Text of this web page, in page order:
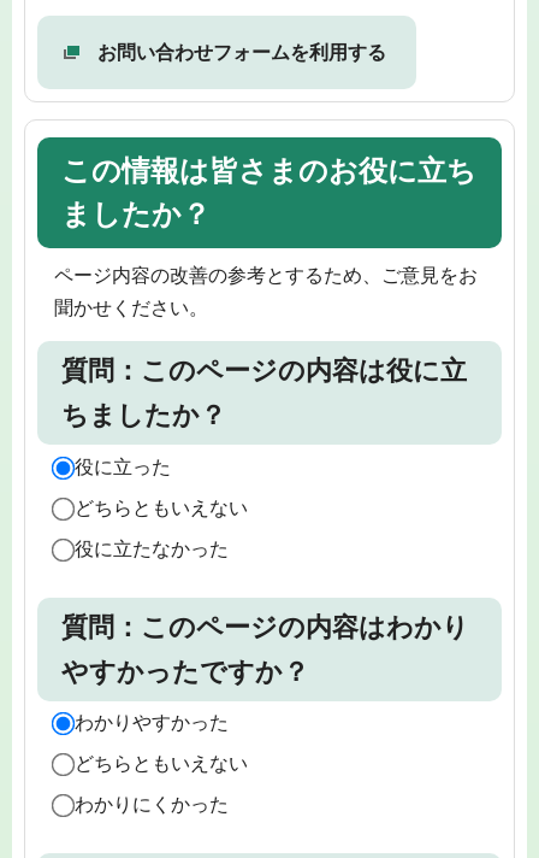
お問い合わせフォームを利用する
この情報は皆さまのお役に立ち
ましたか？
ページ内容の改善の参考とするため、ご意見をお
聞かせください。
質問：このページの内容は役に立
ちましたか？
役に立った
どちらともいえない
役に立たなかった
質問：このページの内容はわかり
やすかったですか？
わかりやすかった
どちらともいえない
わかりにくかった